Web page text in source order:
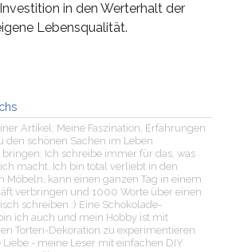
in den Werterhalt der
Lebensqualität.
Artikel: Meine Faszination, Erfahrungen
den schönen Sachen im Leben
bringen. Ich schreibe immer für das, was
macht. Ich bin total verliebt in den
Möbeln, kann einen ganzen Tag in einem
verbringen und 1000 Worte über einen
schreiben :) Eine Schokolade-
ich auch und mein Hobby ist mit
Torten-Dekoration zu experimentieren.
Liebe - meine Leser mit einfachen DIY